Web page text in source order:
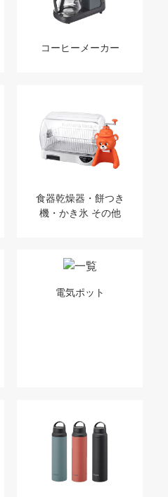
コーヒーメーカー
食器乾燥器・餅つき
機・かき氷 その他
電気ポット